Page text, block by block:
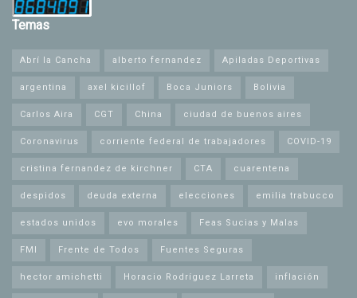
Temas
Abrí la Cancha alberto fernandez Apiladas Deportivas
argentina axel kicillof Boca Juniors Bolivia
Carlos Aira CGT China ciudad de buenos aires
Coronavirus corriente federal de trabajadores COVID-19
cristina fernandez de kirchner CTA cuarentena
despidos deuda externa elecciones emilia trabucco
estados unidos evo morales Feas Sucias y Malas
FMI Frente de Todos Fuentes Seguras
hector amichetti Horacio Rodríguez Larreta inflación